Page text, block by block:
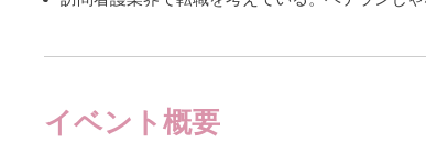
イベント概要